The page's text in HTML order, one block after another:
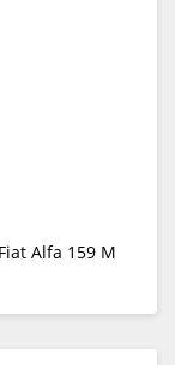
Alfa 159 M